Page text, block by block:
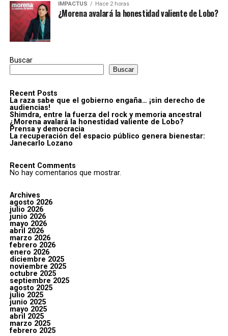
IMPACTUS Hace 2 horas
¿Morena avalará la honestidad valiente de Lobo?
Buscar
Buscar
Recent Posts
La raza sabe que el gobierno engaña… ¡sin derecho de
audiencias!
Shimdra, entre la fuerza del rock y memoria ancestral
¿Morena avalará la honestidad valiente de Lobo?
Prensa y democracia
La recuperación del espacio público genera bienestar:
Janecarlo Lozano
Recent Comments
No hay comentarios que mostrar.
Archives
agosto 2026
julio 2026
junio 2026
mayo 2026
abril 2026
marzo 2026
febrero 2026
enero 2026
diciembre 2025
noviembre 2025
octubre 2025
septiembre 2025
agosto 2025
julio 2025
junio 2025
mayo 2025
abril 2025
marzo 2025
febrero 2025